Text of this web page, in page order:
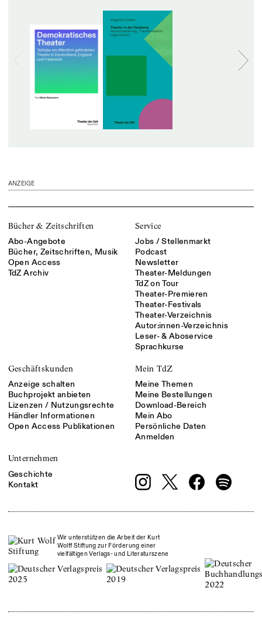
ANZEIGE
Bücher & Zeitschriften
Abo-Angebote
Bücher, Zeitschriften, Musik
Open Access
TdZ Archiv
Service
Jobs / Stellenmarkt
Podcast
Newsletter
Theater-Meldungen
TdZ on Tour
Theater-Premieren
Theater-Festivals
Theater-Verzeichnis
Autor:innen-Verzeichnis
Leser- & Aboservice
Sprachkurse
Geschäftskunden
Anzeige schalten
Buchprojekt anbieten
Lizenzen / Nutzungsrechte
Händler Informationen
Open Access Publikationen
Mein TdZ
Meine Themen
Meine Bestellungen
Download-Bereich
Mein Abo
Persönliche Daten
Anmelden
Unternehmen
Geschichte
Kontakt
Wir unterstützen die Arbeit der Kurt
Wolff Stiftung zur Förderung einer
vielfältigen Verlags- und Literaturszene